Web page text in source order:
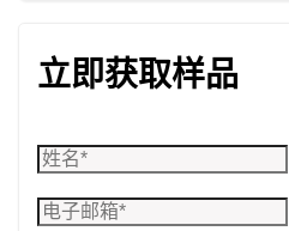
立即获取样品